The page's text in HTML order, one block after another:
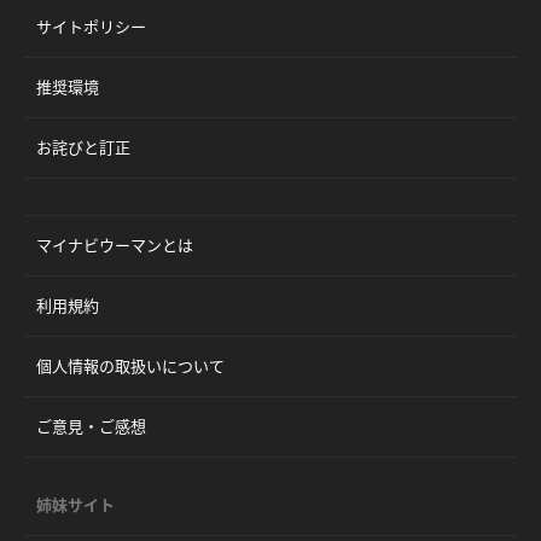
サイトポリシー
推奨環境
お詫びと訂正
マイナビウーマンとは
利用規約
個人情報の取扱いについて
ご意見・ご感想
姉妹サイト